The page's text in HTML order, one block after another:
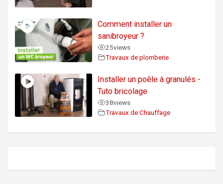
Comment installer un
sanibroyeur ?
25views
Travaux de plomberie
Installer un poêle à granulés -
Tuto bricolage
38views
Travaux de Chauffage